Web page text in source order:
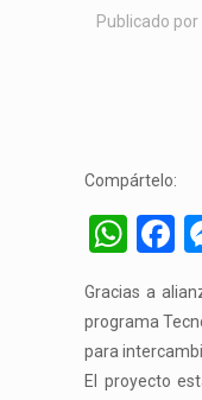
Publicado por
Compártelo:
Gracias a
programa
para
El proyecto